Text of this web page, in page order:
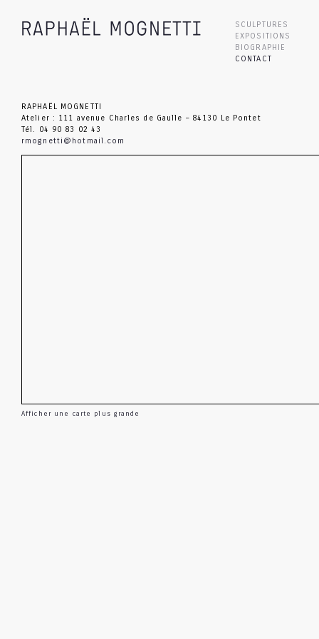
SCULPTURES
EXPOSITIONS
BIOGRAPHIE
CONTACT
RAPHAËL MOGNETTI
Atelier : 111 avenue Charles de Gaulle – 84130 Le Pontet
Tél. 04 90 83 02 43
rmognetti@hotmail.com
Afficher une carte plus grande